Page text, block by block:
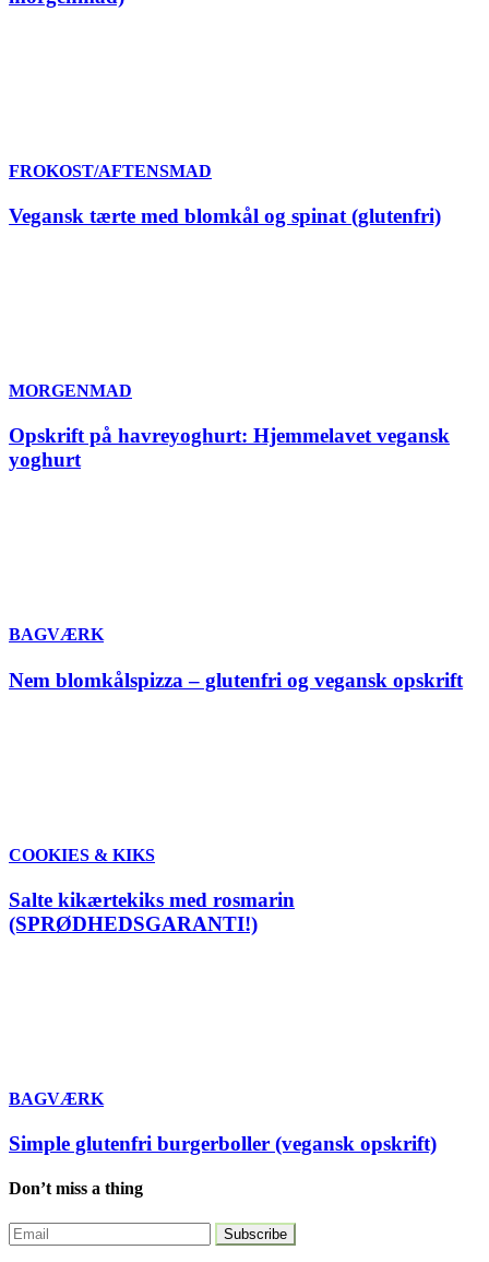
FROKOST/AFTENSMAD
Vegansk tærte med blomkål og spinat (glutenfri)
MORGENMAD
Opskrift på havreyoghurt: Hjemmelavet vegansk
yoghurt
BAGVÆRK
Nem blomkålspizza – glutenfri og vegansk opskrift
COOKIES & KIKS
Salte kikærtekiks med rosmarin
(SPRØDHEDSGARANTI!)
BAGVÆRK
Simple glutenfri burgerboller (vegansk opskrift)
Don’t miss a thing